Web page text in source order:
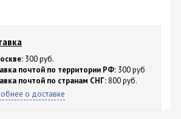
300 руб.
почтой по территории РФ: 300 руб
почтой по странам СНГ: 800 руб.
о доставке